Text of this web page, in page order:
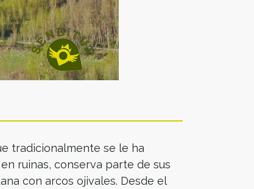
tradicionalmente se le ha
ruinas, conserva parte de sus
con arcos ojivales. Desde el